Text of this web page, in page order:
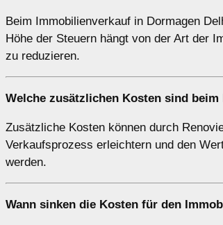
Beim Immobilienverkauf in Dormagen
Höhe der Steuern hängt von der Art der
zu reduzieren.
Welche zusätzlichen Kosten sind
Zusätzliche Kosten können durch
Verkaufsprozess erleichtern und den
werden.
Wann sinken die Kosten für den